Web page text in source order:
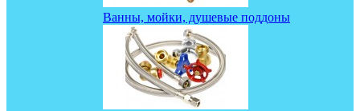
Ванны, мойки, душевые поддоны